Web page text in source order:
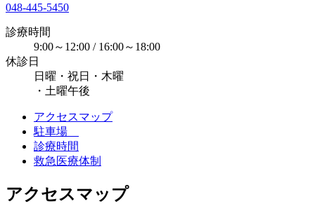
048-445-5450
診療時間
9:00～12:00 / 16:00～18:00
休診日
日曜・祝日・木曜
・土曜午後
アクセスマップ
駐車場
診療時間
救急医療体制​
アクセスマップ